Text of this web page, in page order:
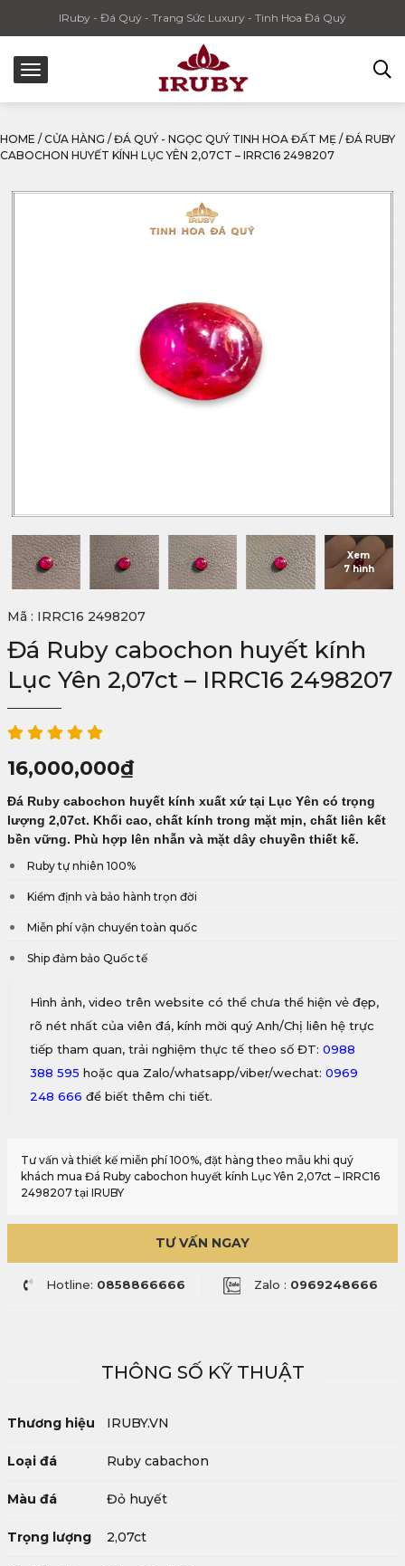
IRuby - Đá Quý - Trang Sức Luxury - Tinh Hoa Đá Quý
HOME / CỬA HÀNG / ĐÁ QUÝ - NGỌC QUÝ TINH HOA ĐẤT MẸ / ĐÁ RUBY
CABOCHON HUYẾT KÍNH LỤC YÊN 2,07CT – IRRC16 2498207
Xem
7 hình
Mã : IRRC16 2498207
Đá Ruby cabochon huyết kính
Lục Yên 2,07ct – IRRC16 2498207
16,000,000₫
Đá Ruby cabochon huyết kính xuất xứ tại Lục Yên có trọng
lượng 2,07ct. Khối cao, chất kính trong mặt mịn, chất liên kết
bền vững. Phù hợp lên nhẫn và mặt dây chuyền thiết kế.
Ruby tự nhiên 100%
Kiểm định và bảo hành trọn đời
Miễn phí vận chuyển toàn quốc
Ship đảm bảo Quốc tế
Hình ảnh, video trên website có thể chưa thể hiện vẻ đẹp,
rõ nét nhất của viên đá, kính mời quý Anh/Chị liên hệ trực
tiếp tham quan, trải nghiệm thực tế theo số ĐT: 0988
388 595 hoặc qua Zalo/whatsapp/viber/wechat: 0969
248 666 để biết thêm chi tiết.
Tư vấn và thiết kế miễn phí 100%, đặt hàng theo mẫu khi quý
khách mua Đá Ruby cabochon huyết kính Lục Yên 2,07ct – IRRC16
2498207 tại IRUBY
TƯ VẤN NGAY
Hotline: 0858866666 Zalo : 0969248666
THÔNG SỐ KỸ THUẬT
Thương hiệu IRUBY.VN
Loại đá Ruby cabachon
Màu đá Đỏ huyết
Trọng lượng 2,07ct